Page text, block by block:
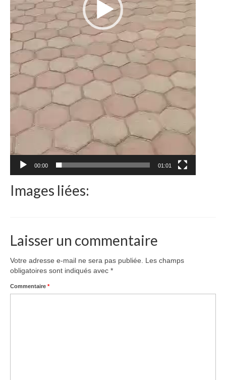
00:00 01:01
Images liées:
Laisser un commentaire
Votre adresse e-mail ne sera pas publiée.
Les champs
obligatoires sont indiqués avec *
Commentaire *